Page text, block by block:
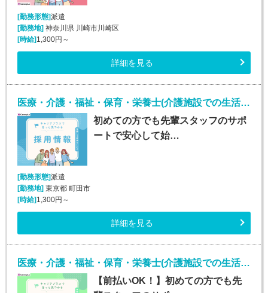
[勤務形態]派遣
[勤務地] 神奈川県 川崎市川崎区
[時給] 1,300円～
詳細を見る
医療・介護・福祉・保育・栄養士(介護施設での生活介助(介護スタッフ)/町田)
初めての方でも先輩スタッフのサポ
ートで安心して始…
[勤務形態]派遣
[勤務地] 東京都 町田市
[時給] 1,300円～
詳細を見る
医療・介護・福祉・保育・栄養士(介護施設での生活介助(介護スタッフ)/松戸)
【前払いOK！】初めての方でも先